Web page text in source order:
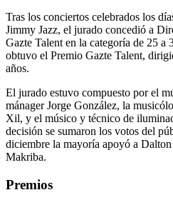
Tras los conciertos celebrados los
Jimmy Jazz, el jurado concedió a
Gazte Talent en la categoría de 25 a
obtuvo el Premio Gazte Talent,
años.
El jurado estuvo compuesto por el
mánager Jorge González, la
Xil, y el músico y técnico de
decisión se sumaron los votos del
diciembre la mayoría apoyó a
Makriba.
Premios